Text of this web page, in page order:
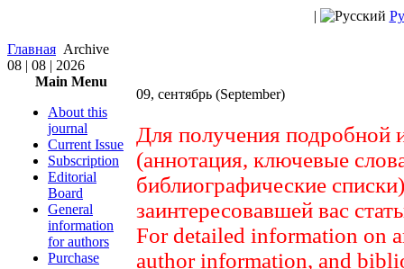
|
Главная Archive
08 | 08 | 2026
Main Menu
About this
journal
Current Issue
Subscription
Editorial
Board
General
information
for authors
Purchase
09, сентябрь (September)
Для получения подробной
(аннотация, ключевые
библиографические
заинтересовавшей вас
For detailed information on
author information, and